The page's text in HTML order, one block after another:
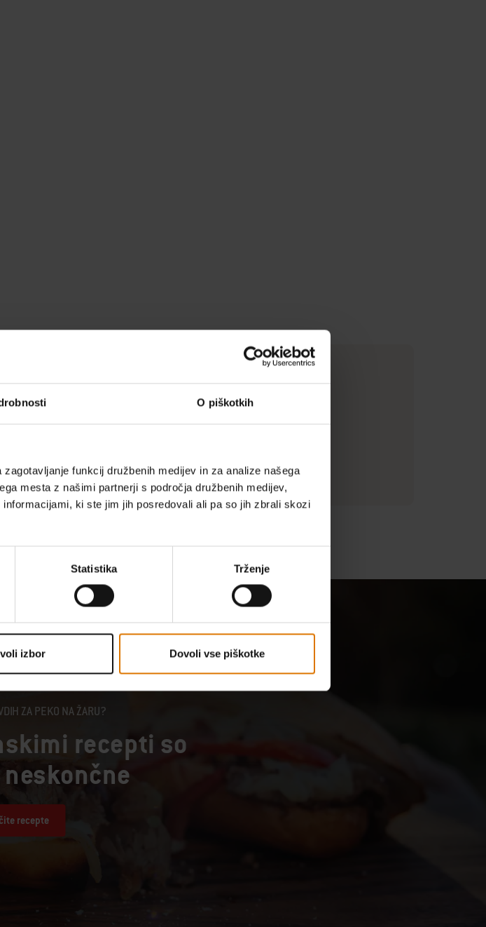
O piškotkih
funkcij družbenih medijev in za analize našega
mesta z našimi partnerji s področja družbenih medijev,
ki ste jim jih posredovali ali pa so jih zbrali skozi
Statistika Trženje
izbor Dovoli vse piškotke
ZA PEKO NA ŽARU?
recepti so
recepte